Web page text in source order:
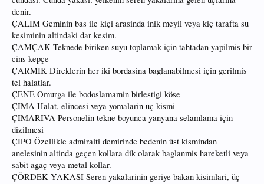
denir.
ÇALIM Geminin bas ile kiçi arasinda inik meyil veya kiç tarafta su
kesiminin altindaki dar kesim.
ÇAMÇAK Teknede biriken suyu toplamak için tahtadan yapilmis bir
cins kepçe
ÇARMIK Direklerin her iki bordasina baglanabilmesi için gerilmis
tel halatlar.
ÇENE Omurga ile bodoslamamin birlestigi köse
ÇIMA Halat, elincesi veya yomalarin uç kismi
ÇIMARIVA Personelin tekne boyunca yanyana selamlama için
dizilmesi
ÇIPO Özellikle admiralti demirinde bedenin üst kismindan
anelesinin altinda geçen kollara dik olarak baglanmis hareketli veya
sabit agaç veya metal kollar.
ÇÖRDEK YAKASI Seren yakalarinin geriye bakan kisimlari, üç